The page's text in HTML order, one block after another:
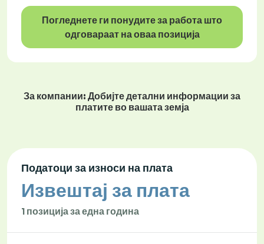
Погледнете ги понудите за работа што
одговараат на оваа позиција
За компании: Добијте детални информации за
платите во вашата земја
Податоци за износи на плата
Извештај за плата
1 позиција за една година